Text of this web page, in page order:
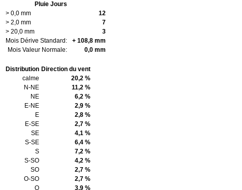
Pluie Jours
> 0,0 mm
12
> 2,0 mm
7
> 20,0 mm
3
Mois Dérive Standard:
+ 108,8 mm
Mois Valeur Normale:
0,0 mm
Distribution Direction du vent
calme
20,2 %
N-NE
11,2 %
NE
6,2 %
E-NE
2,9 %
E
2,8 %
E-SE
2,7 %
SE
4,1 %
S-SE
6,4 %
S
7,2 %
S-SO
4,2 %
SO
2,7 %
O-SO
2,7 %
O
3,9 %